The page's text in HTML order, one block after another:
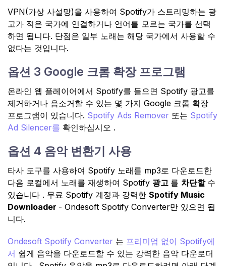
VPN(가상 사설망)을 사용하여 Spotify가 스트리밍하는 광
고가 적은 국가에 연결하거나 언어를 모르는 국가를 선택
하면 됩니다. 단점은 일부 노래는 해당 국가에서 사용할 수
없다는 것입니다.
옵션 3 Google 크롬 확장 프로그램
온라인 웹 플레이어에서 Spotify를 들으면 Spotify 광고를
제거하거나 음소거할 수 있는 몇 가지 Google 크롬 확장
프로그램이 있습니다. Spotify Ads Remover 또는 Spotify
Ad Silencer를 확인하십시오 .
옵션 4 음악 변환기 사용
타사 도구를 사용하여 Spotify 노래를 mp3로 다운로드한
다음 로컬에서 노래를 재생하여 Spotify 광고 를 차단할 수
있습니다 . 무료 Spotify 계정과 강력한 Spotify Music
Downloader - Ondesoft Spotify Converter만 있으면 됩
니다.
Ondesoft Spotify Converter 는 프리미엄 없이 Spotify에
서 쉽게 음악을 다운로드할 수 있는 강력한 음악 다운로더